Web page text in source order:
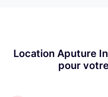
Location Aputure
pour